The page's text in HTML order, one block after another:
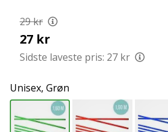
som
Så
lad
løbe
sammen.
29 kr
27 kr
Sidste laveste pris: 27 kr
Unisex, Grøn